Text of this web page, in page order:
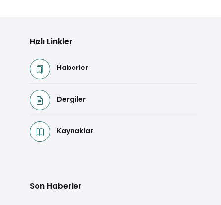
Hızlı Linkler
Haberler
Dergiler
Kaynaklar
Son Haberler